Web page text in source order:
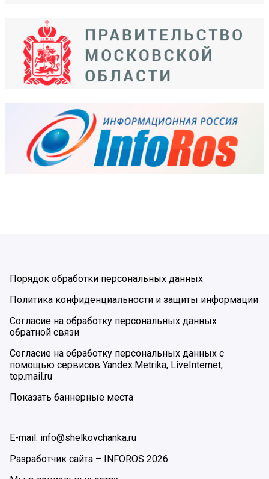
Порядок обработки персональных данных
Политика конфиденциальности и защиты информации
Согласие на обработку персональных данных
обратной связи
Согласие на обработку персональных данных с
помощью сервисов Yandex.Metrika, LiveInternet,
top.mail.ru
Показать баннерные места
E-mail: info@shelkovchanka.ru
Разработчик сайта –
INFOROS 2026